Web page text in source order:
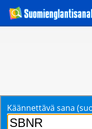
Käännettävä sana